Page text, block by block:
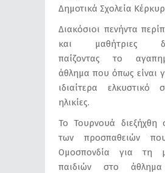
Δημοτικά Σχολεία
Διακόσιοι πενήντα
και μαθήτριες
παίζοντας το
άθλημα που όπως είναι
ιδιαίτερα ελκυστικό
ηλικίες.
Το Τουρνουά διεξήχθη
των προσπαθειών
Ομοσπονδία για τη
παιδιών στο